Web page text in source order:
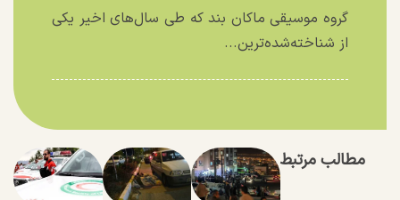
گروه موسیقی ماکان بند که طی سال‌های اخیر یکی
از شناخته‌شده‌ترین...
مطالب مرتبط